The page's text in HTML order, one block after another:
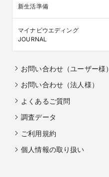
新生活準備
マイナビウエディング
JOURNAL
お問い合わせ（ユーザー様）
お問い合わせ（法人様）
よくあるご質問
調査データ
ご利用規約
個人情報の取り扱い